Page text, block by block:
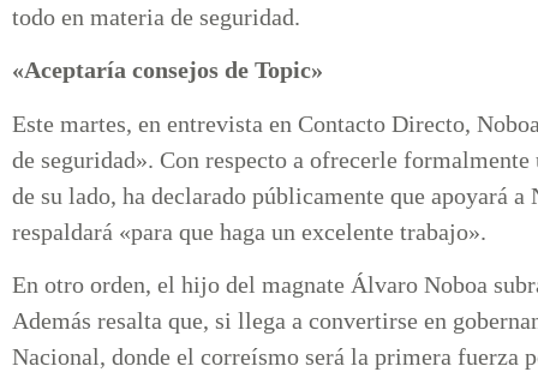
todo en materia de seguridad.
«Aceptaría consejos de Topic»
Este martes, en entrevista en Contacto Directo,
de seguridad». Con respecto a ofrecerle
de su lado, ha declarado públicamente que apoyará
respaldará «para que haga un excelente trabajo».
En otro orden, el hijo del magnate Álvaro Noboa
Además resalta que, si llega a convertirse en
Nacional, donde el correísmo será la primera fuerza